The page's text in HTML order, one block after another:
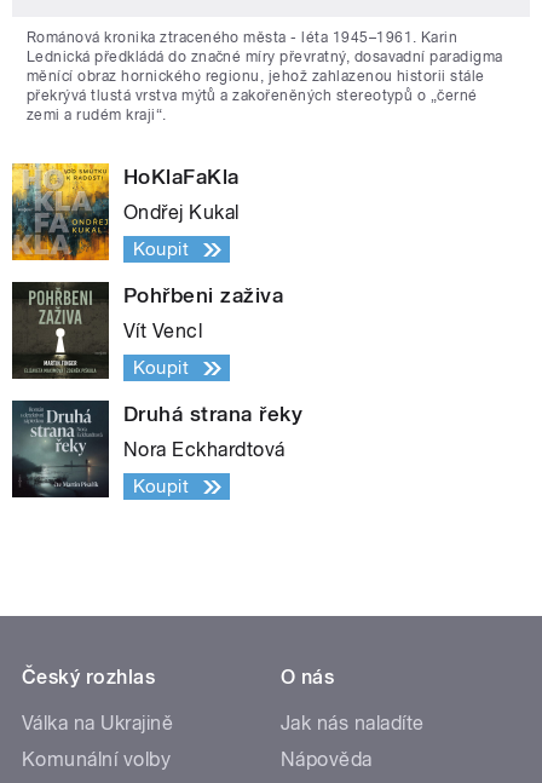
Románová kronika ztraceného města - léta 1945–1961. Karin
Lednická předkládá do značné míry převratný, dosavadní paradigma
měnící obraz hornického regionu, jehož zahlazenou historii stále
překrývá tlustá vrstva mýtů a zakořeněných stereotypů o „černé
zemi a rudém kraji“.
HoKlaFaKla
Ondřej Kukal
Koupit
Pohřbeni zaživa
Vít Vencl
Koupit
Druhá strana řeky
Nora Eckhardtová
Koupit
Český rozhlas
Válka na Ukrajině
Komunální volby
O nás
Jak nás naladíte
Nápověda